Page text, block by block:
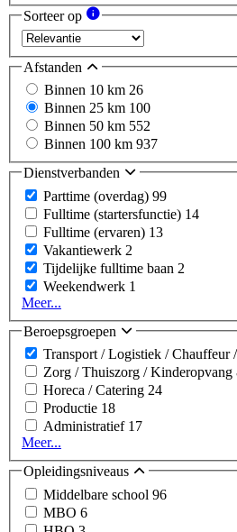
Sorteer op
Afstanden
Binnen 10 km 26
Binnen 25 km 100
Binnen 50 km 552
Binnen 100 km 937
Dienstverbanden
Parttime (overdag) 99
Fulltime (startersfunctie) 14
Fulltime (ervaren) 13
Vakantiewerk 2
Tijdelijke fulltime baan 2
Weekendwerk 1
Meer...
Beroepsgroepen
Transport / Logistiek / Chauffeur
Zorg / Thuiszorg / Kinderopvang
Horeca / Catering 24
Productie 18
Administratief 17
Meer...
Opleidingsniveaus
Middelbare school 96
MBO 6